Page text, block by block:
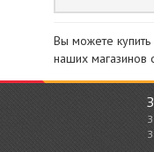
Вы можете купить
наших магазинов